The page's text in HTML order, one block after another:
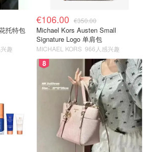
托特包
趣
€106.00 €350.00
Michael Kors Austen Small
Signature Logo 单肩包
MICHAEL KORS 966人感兴趣
8